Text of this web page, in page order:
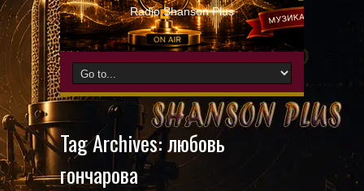
Radio Shanson Plus
Tag Archives:любовь
гончарова